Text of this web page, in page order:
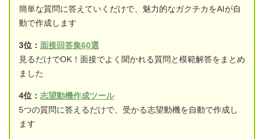
簡単な質問に答えていくだけで、魅力的なガクチカをAIが自
動で作成します
3位： 面接回答集60選
見るだけでOK！面接でよく聞かれる質問と模範解答をまとめ
ました
4位： 志望動機作成ツール
5つの質問に答えるだけで、受かる志望動機を自動で作成し
ます